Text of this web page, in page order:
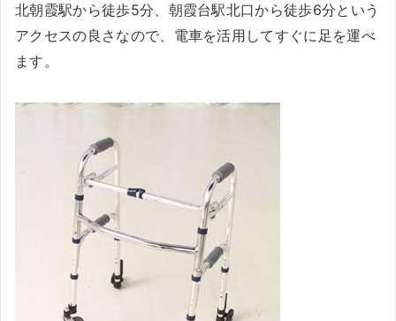
北朝霞駅から徒歩5分、朝霞台駅北口から徒歩6分という
アクセスの良さなので、電車を活用してすぐに足を運べ
ます。